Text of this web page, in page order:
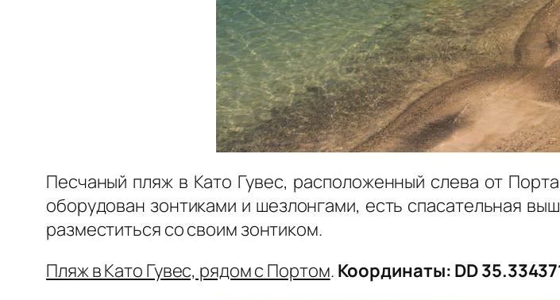
Песчаный пляж в Като Гувес, расположенный слева от
оборудован зонтиками и шезлонгами, есть спасательная
разместиться со своим зонтиком.
Пляж в Като Гувес, рядом с Портом. Координаты: DD